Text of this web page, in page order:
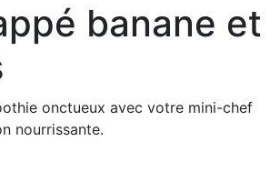
banane et
onctueux avec votre mini-chef
nourrissante.